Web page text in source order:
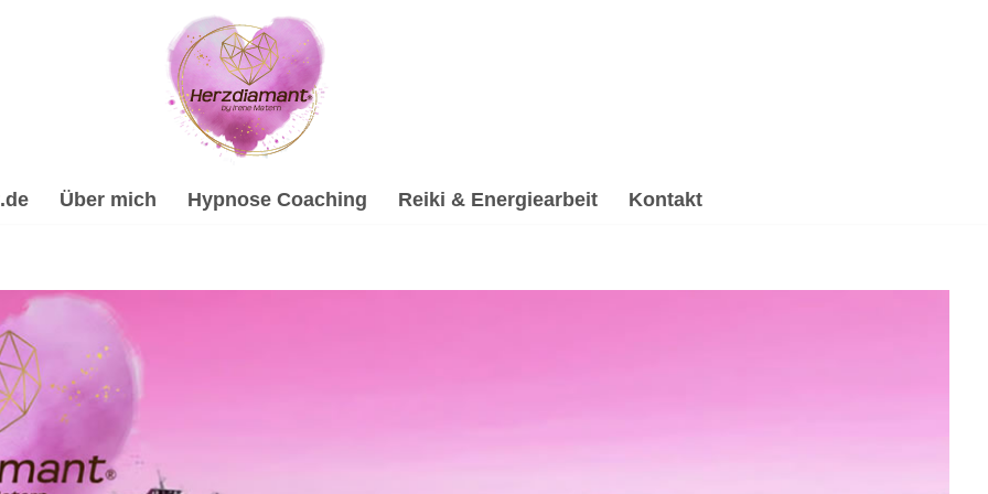
Über mich Hypnose Coaching Reiki & Energiearbeit Kontakt
Psychologische Beratung, Reiki & Energiearbeit, Spirituelle Trauerverarbeitung & Trauerhilfe,
& Trauerhilfe, ✔️ Energiearbeit & Reiki, ✔️ Hypnose, ✔️ Psychologische Beratung oder ✔️ Spirituelles
Online Hypnose-Coach & psychologische Beraterin. Deine Herausforderungen, meine Mission ✉.